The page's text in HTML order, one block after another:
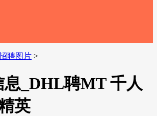
聘图片 >
_DHL聘MT 千人
英